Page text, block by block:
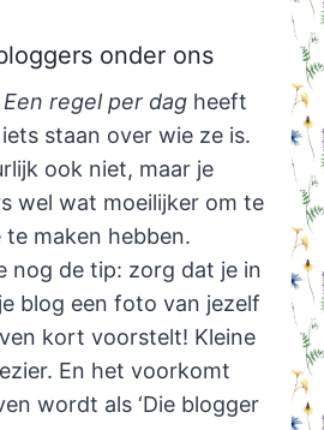
onder ons
Een regel per dagheeft
staan over wie ze is.
ook niet, maar je
wel wat moeilijker om te
maken hebben.
nog de tip: zorg dat je in
blog een foto van jezelf
kort voorstelt! Kleine
En het voorkomt
wordt als ‘Die blogger